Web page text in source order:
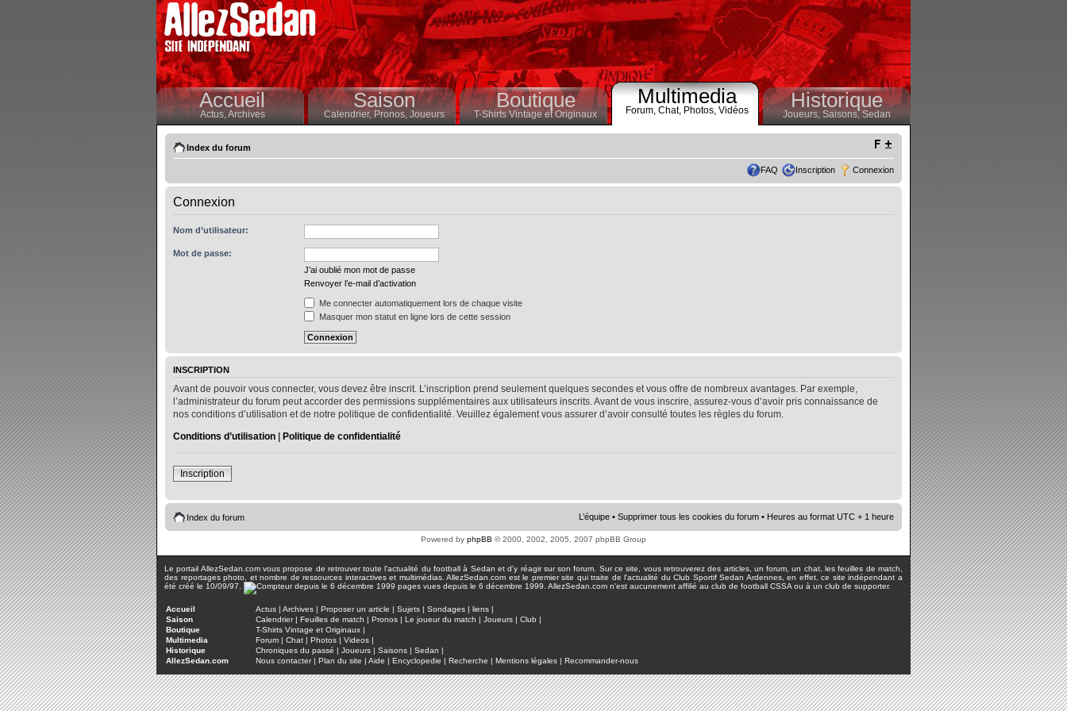
Accueil
Actus,Archives
Saison
Calendrier,Pronos, Joueurs
Boutique
T-Shirts Vintage et Originaux
Multimedia
Forum, Chat, Photos, Vidéos Historique
Joueurs, Saisons,Sedan
Index du forum
FAQ Inscription Connexion
Connexion
Nom d’utilisateur:
Mot de passe:
J’ai oublié mon mot de passe
Renvoyer l’e-mail d’activation
Me connecter automatiquement lors de chaque visite
Masquer mon statut en ligne lors de cette session
INSCRIPTION
Avant de pouvoir vous connecter, vous devez être inscrit. L’inscription prend seulement quelques secondes et vous offre de nombreux avantages. Par exemple,
l’administrateur du forum peut accorder des permissions supplémentaires aux utilisateurs inscrits. Avant de vous inscrire, assurez-vous d’avoir pris connaissance de
nos conditions d’utilisation et de notre politique de confidentialité. Veuillez également vous assurer d’avoir consulté toutes les règles du forum.
Conditions d’utilisation | Politique de confidentialité
Inscription
Index du forum L’équipe • Supprimer tous les cookies du forum • Heures au format UTC + 1 heure
Powered by phpBB © 2000, 2002, 2005, 2007 phpBB Group
Le portail AllezSedan.com vous propose de retrouver toute l'actualité du football à Sedan et d'y réagir sur son forum. Sur ce site, vous retrouverez des articles, un forum, un chat, les feuilles de match,
des reportages photo, et nombre de ressources interactives et multimédias. AllezSedan.com est le premier site qui traite de l'actualité du Club Sportif Sedan Ardennes, en effet, ce site indépendant a
été créé le 10/09/97.
pages vues depuis le 6 décembre 1999. AllezSedan.com n'est aucunement affilié au club de football CSSA ou à un club de supporter.
Accueil Actus | Archives | Proposer un article | Sujets | Sondages | liens |
Saison
Calendrier| Feuilles de match | Pronos | Le joueur du match | Joueurs | Club |
Boutique
T-Shirts Vintage et Originaux |
Multimedia
Forum | Chat | Photos | Videos |
Historique
Chroniques du passé | Joueurs | Saisons | Sedan |
AllezSedan.com
Nous contacter| Plan du site | Aide | Encyclopedie | Recherche | Mentions légales | Recommander-nous